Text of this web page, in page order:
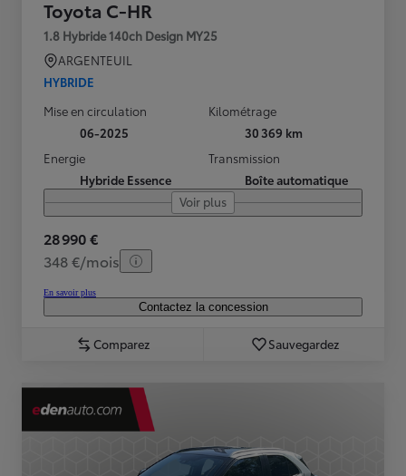
Toyota C-HR
1.8 Hybride 140ch Design MY25
ARGENTEUIL
HYBRIDE
Mise en circulation
06-2025
Kilométrage
30 369 km
Energie
Hybride Essence
Transmission
Boîte automatique
Voir plus
28 990 €
348 €/mois
En savoir plus
Contactez la concession
Comparez Sauvegardez